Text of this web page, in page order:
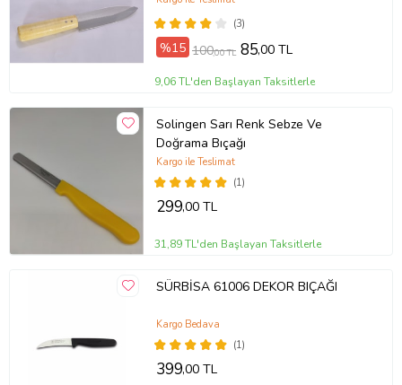
(3)
%15 100,00 TL 85,00 TL
9,06 TL'den Başlayan Taksitlerle
Solingen Sarı Renk Sebze Ve
Doğrama Bıçağı
(1)
Kargo ile Teslimat
299,00 TL
31,89 TL'den Başlayan Taksitlerle
SÜRBİSA 61006 DEKOR BIÇAĞI
(1)
Kargo Bedava
399,00 TL